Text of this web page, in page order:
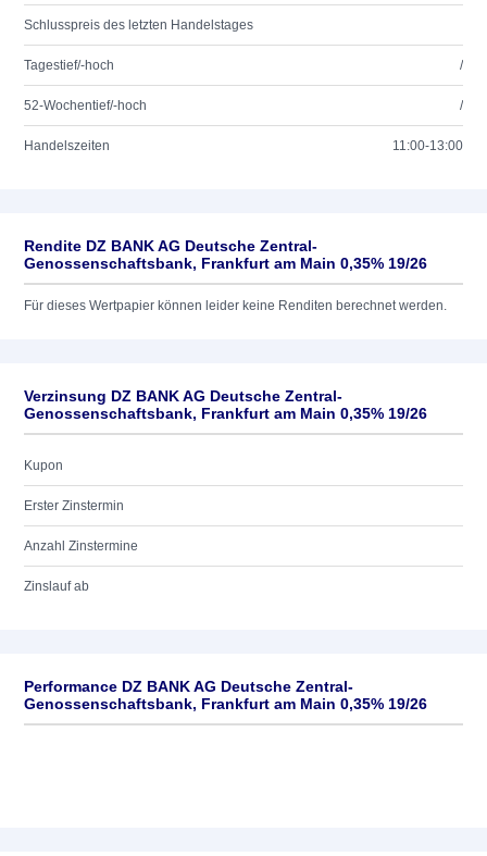
Schlusspreis des letzten Handelstages
Tagestief/-hoch /
52-Wochentief/-hoch /
Handelszeiten 11:00-13:00
Rendite DZ BANK AG Deutsche Zentral-
Genossenschaftsbank, Frankfurt am Main 0,35% 19/26
Für dieses Wertpapier können leider keine Renditen berechnet werden.
Verzinsung DZ BANK AG Deutsche Zentral-
Genossenschaftsbank, Frankfurt am Main 0,35% 19/26
Kupon
Erster Zinstermin
Anzahl Zinstermine
Zinslauf ab
Performance DZ BANK AG Deutsche Zentral-
Genossenschaftsbank, Frankfurt am Main 0,35% 19/26